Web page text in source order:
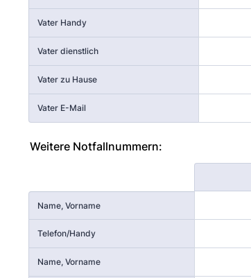
Vater Handy
Vater dienstlich
Vater zu Hause
Vater E-Mail
Weitere Notfallnummern:
Name, Vorname
Telefon/Handy
Name, Vorname